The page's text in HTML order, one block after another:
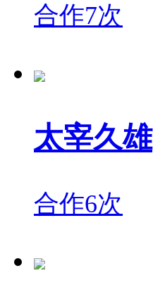
合作7次
太宰久雄
合作6次